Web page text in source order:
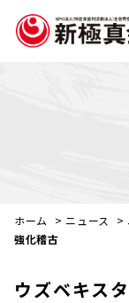
ホーム > ニュース >
強化稽古
ウズベキス